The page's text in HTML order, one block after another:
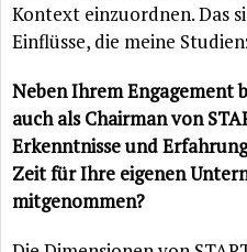
Kontext einzuordnen. Das
Einflüsse, die meine
Neben Ihrem Engagement
auch als Chairman von
Erkenntnisse und
Zeit für Ihre eigenen
mitgenommen?